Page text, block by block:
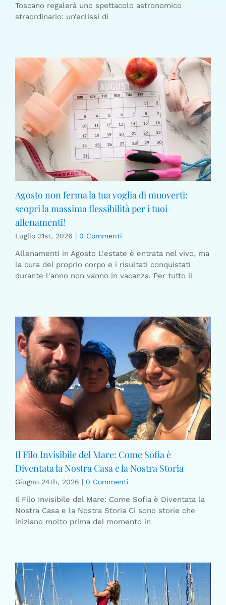
Toscano regalerà uno spettacolo astronomico
straordinario: un’eclissi di
Agosto non ferma la tua voglia di muoverti:
scopri la massima flessibilità per i tuoi
allenamenti!
Luglio 31st, 2026 | 0 Commenti
Allenamenti in Agosto L'estate è entrata nel vivo, ma
la cura del proprio corpo e i risultati conquistati
durante l'anno non vanno in vacanza. Per tutto il
Il Filo Invisibile del Mare: Come Sofia è
Diventata la Nostra Casa e la Nostra Storia
Giugno 24th, 2026 | 0 Commenti
Il Filo Invisibile del Mare: Come Sofia è Diventata la
Nostra Casa e la Nostra Storia Ci sono storie che
iniziano molto prima del momento in